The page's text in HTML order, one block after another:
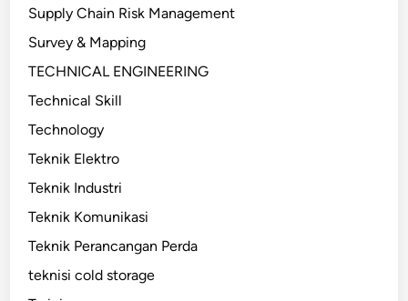
Supply Chain Risk Management
Survey & Mapping
TECHNICAL ENGINEERING
Technical Skill
Technology
Teknik Elektro
Teknik Industri
Teknik Komunikasi
Teknik Perancangan Perda
teknisi cold storage